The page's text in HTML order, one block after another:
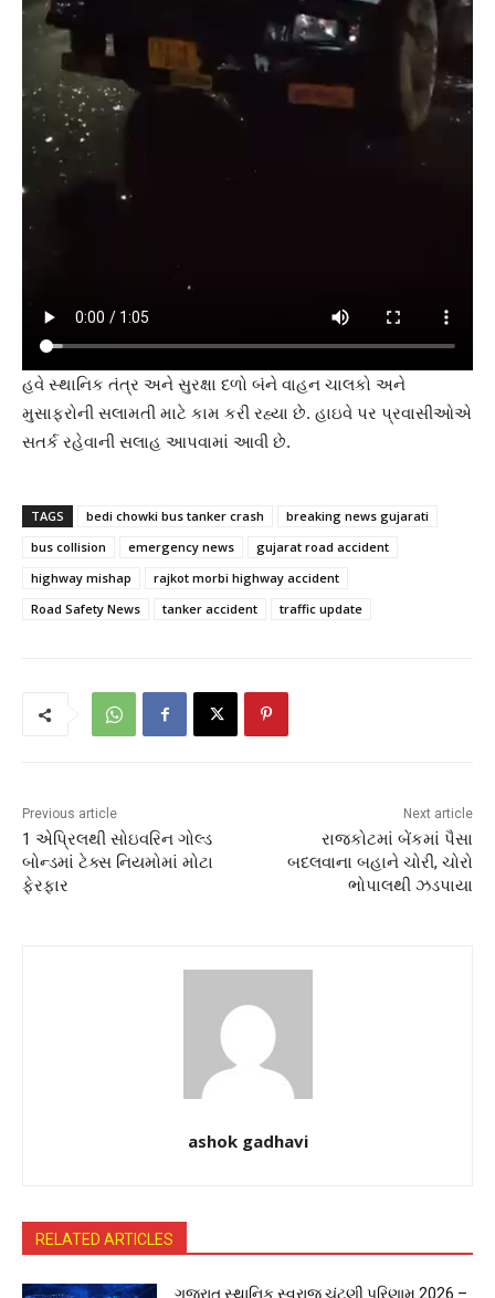
હવે સ્થાનિક તંત્ર અને સુરક્ષા દળો બંને વાહન ચાલકો અને
મુસાફરોની સલામતી માટે કામ કરી રહ્યા છે. હાઇવે પર પ્રવાસીઓએ
સતર્ક રહેવાની સલાહ આપવામાં આવી છે.
TAGS bedi chowki bus tanker crash
breaking news gujarati
bus collision
emergency news
gujarat road accident
highway mishap
rajkot morbi highway accident
Road Safety News
tanker accident traffic update
Previous article
1 એપ્રિલથી સોઇવરિન ગોલ્ડ
બોન્ડમાં ટેક્સ નિયમોમાં મોટા
ફેરફાર
Next article
રાજકોટમાં બેંકમાં પૈસા
બદલવાના બહાને ચોરી, ચોરો
ભોપાલથી ઝડપાયા
ashok gadhavi
RELATED ARTICLES
ગુજરાત સ્થાનિક સ્વરાજ ચૂંટણી પરિણામ 2026 –